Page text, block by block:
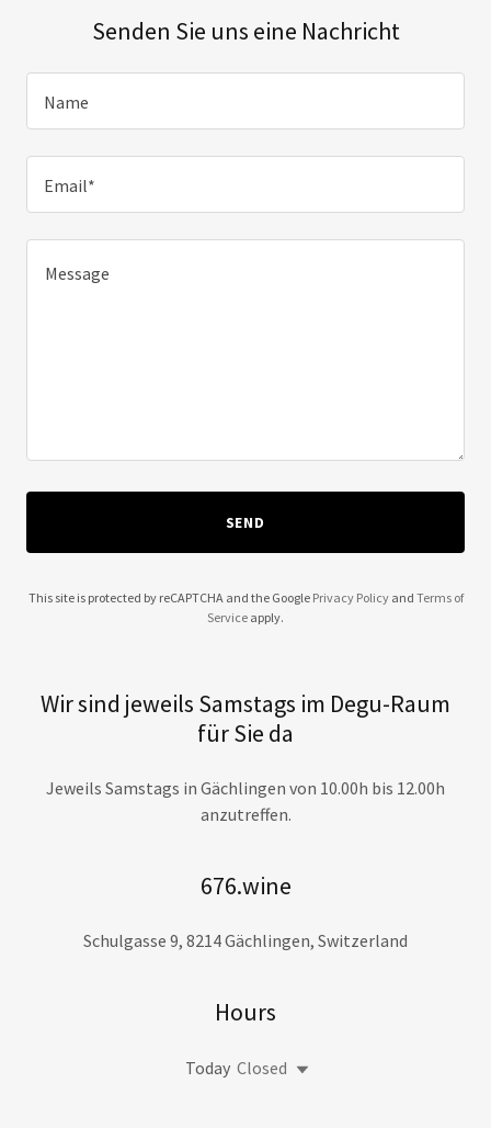
Senden Sie uns eine Nachricht
Name
Email*
SEND
This site is protected by reCAPTCHA and the Google Privacy Policyand Terms of
Service apply.
Wir sind jeweils Samstags im Degu-Raum
für Sie da
Jeweils Samstags in Gächlingen von 10.00h bis 12.00h
anzutreffen.
676.wine
Schulgasse 9, 8214 Gächlingen, Switzerland
Hours
Today Closed